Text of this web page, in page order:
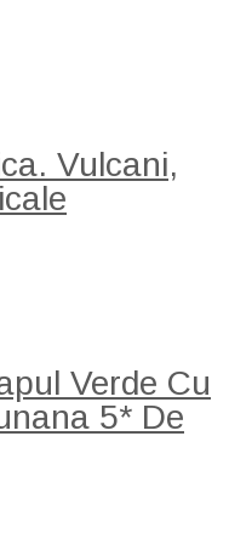
Vulcani,
Verde Cu
5* De